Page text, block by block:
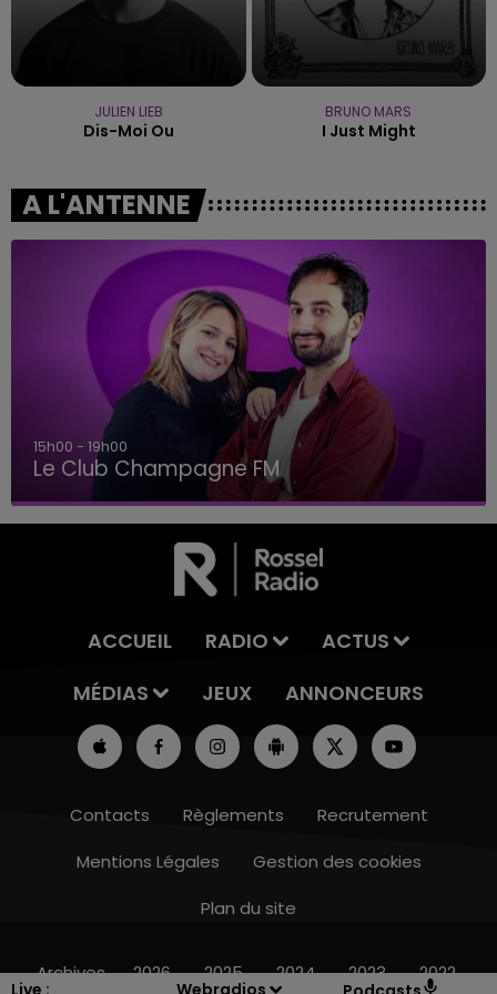
Live : Webradios
JULIEN LIEB
Dis-Moi Ou
BRUNO MARS
I Just Might
A L'ANTENNE
15h00 - 19h00
Le Club Champagne FM
ACCUEIL RADIO
ACTUS
MÉDIAS
JEUX ANNONCEURS
Contacts Règlements
Recrutement
Mentions Légales
Gestion des cookies
Plan du site
Archives 2026 2025 2024 2023 2022